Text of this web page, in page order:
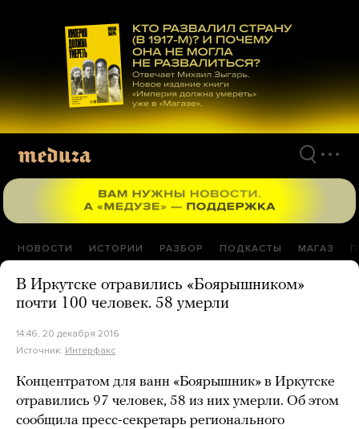
материалам
НОВОСТИ ИСТОРИИ РАЗБОР ПОДКАСТЫ МАГАЗ
В Иркутске отравились «Боярышником»
почти 100 человек. 58 умерли
14:46, 20 декабря 2016
Источник: Интерфакс
Концентратом для ванн «Боярышник» в Иркутске
отравились 97 человек, 58 из них умерли. Об этом
сообщила пресс-секретарь регионального